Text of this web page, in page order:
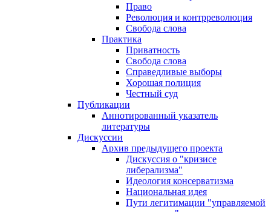
Право
Революция и контрреволюция
Свобода слова
Практика
Приватность
Свобода слова
Справедливые выборы
Хорошая полиция
Честный суд
Публикации
Аннотированный указатель
литературы
Дискуссии
Архив предыдущего проекта
Дискуссия о "кризисе
либерализма"
Идеология консерватизма
Национальная идея
Пути легитимации "управляемой